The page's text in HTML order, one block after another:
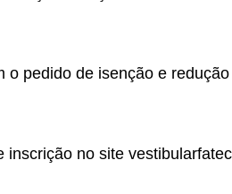
pedido de isenção e
no site